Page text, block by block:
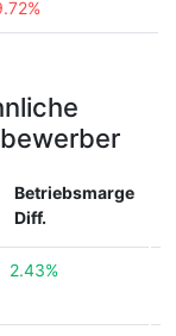
Betriebsmarge
Diff.
2.43%